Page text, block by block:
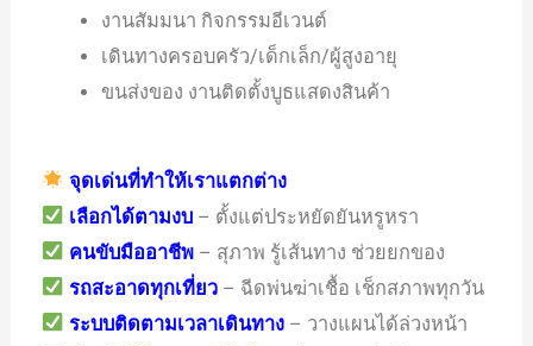
งานสัมมนา กิจกรรมอีเวนต์
เดินทางครอบครัว/เด็กเล็ก/ผู้สูงอายุ
ขนส่งของ งานติดตั้งบูธแสดงสินค้า
จุดเด่นที่ทำให้เราแตกต่าง
เลือกได้ตามงบ– ตั้งแต่ประหยัดยันหรูหรา
คนขับมืออาชีพ – สุภาพ รู้เส้นทาง ช่วยยกของ
รถสะอาดทุกเที่ยว– ฉีดพ่นฆ่าเชื้อ เช็กสภาพทุกวัน
ระบบติดตามเวลาเดินทาง– วางแผนได้ล่วงหน้า